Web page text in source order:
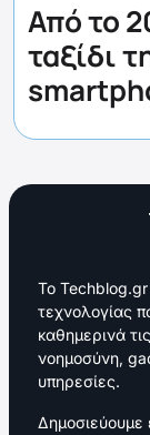
Από το
ταξίδι
Το Techblog.gr
τεχνολογίας
καθημερινά
νοημοσύνη,
υπηρεσίες.
Δημοσιεύουμε